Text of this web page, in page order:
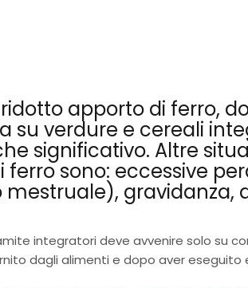
apporto di ferro,
su verdure e cereali
significativo. Altre
ferro sono: eccessive
mestruale), gravidanza,
integratori deve avvenire solo su
dagli alimenti e dopo aver eseguito